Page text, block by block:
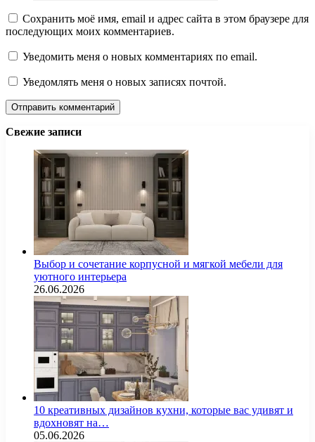
Сохранить моё имя, email и адрес сайта в этом браузере для
последующих моих комментариев.
Уведомить меня о новых комментариях по email.
Уведомлять меня о новых записях почтой.
Свежие записи
Выбор и сочетание корпусной и мягкой мебели для
уютного интерьера
26.06.2026
10 креативных дизайнов кухни, которые вас удивят и
вдохновят на…
05.06.2026